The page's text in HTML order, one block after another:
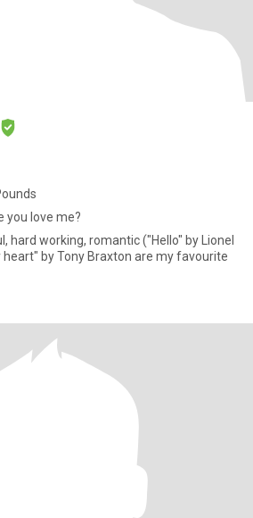
you love me?
hard working, romantic ("Hello" by Lionel
heart" by Tony Braxton are my favourite